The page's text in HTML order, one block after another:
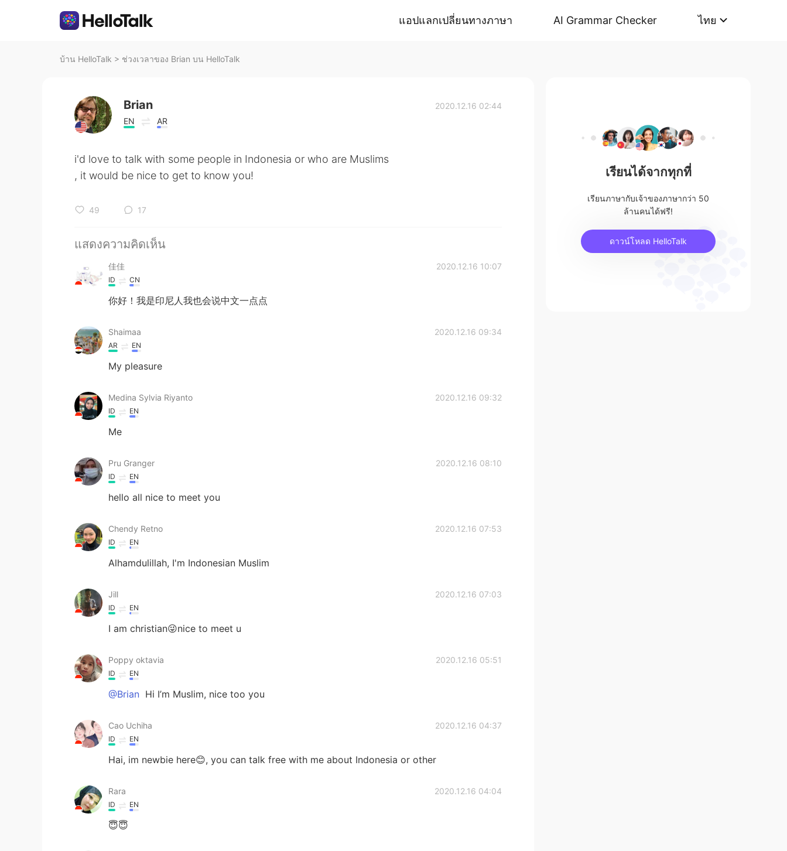
แอปแลกเปลี่ยนทางภาษา AI Grammar Checker ไทย
บ้าน HelloTalk > ช่วงเวลาของ Brian บน HelloTalk
Brian
EN AR
2020.12.16 02:44
i'd love to talk with some people in Indonesia or who are Muslims
, it would be nice to get to know you!
49 17
แสดงความคิดเห็น
佳佳 2020.12.16 10:07
ID CN
你好！我是印尼人我也会说中文一点点
Shaimaa 2020.12.16 09:34
AR EN
My pleasure
Medina Sylvia Riyanto 2020.12.16 09:32
ID EN
Me
Pru Granger 2020.12.16 08:10
ID EN
hello all nice to meet you
Chendy Retno 2020.12.16 07:53
ID EN
Alhamdulillah, I'm Indonesian Muslim
Jill 2020.12.16 07:03
ID EN
I am christian😜nice to meet u
Poppy oktavia 2020.12.16 05:51
ID EN
@Brian Hi I’m Muslim, nice too you
Cao Uchiha 2020.12.16 04:37
ID EN
Hai, im newbie here😊, you can talk free with me about Indonesia or other
Rara 2020.12.16 04:04
ID EN
😇😇
เรียนได้จากทุกที่
เรียนภาษากับเจ้าของภาษากว่า 50
ล้านคนได้ฟรี!
ดาวน์โหลด HelloTalk